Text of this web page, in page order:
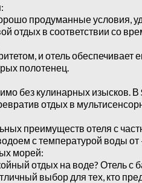
продуманные условия,
отдых в соответствии со
и отель
полотенец.
без кулинарных изысков.
отдых в
преимуществ отеля с
с температурой воды
морей:
отдых на воде? Отель
выбор для тех, кто